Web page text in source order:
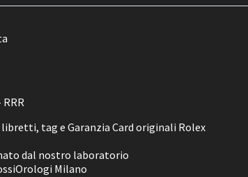
RRR
tag e Garanzia Card originali Rolex
dal nostro laboratorio
Milano